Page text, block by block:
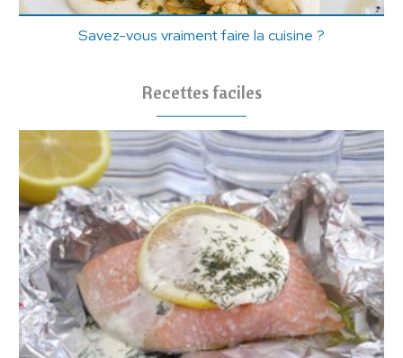
Savez-vous vraiment faire la cuisine ?
Recettes faciles